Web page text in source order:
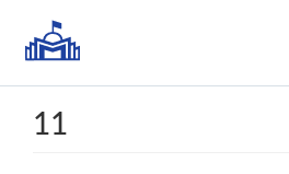
11